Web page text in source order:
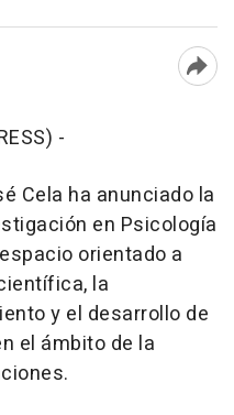
-
Cela ha anunciado la
en Psicología
orientado a
la
y el desarrollo de
el ámbito de la